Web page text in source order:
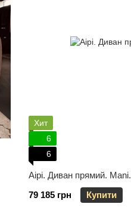
Хит
6
6
Аірі. Диван прямий. Mani.
79 185 грн
Купити